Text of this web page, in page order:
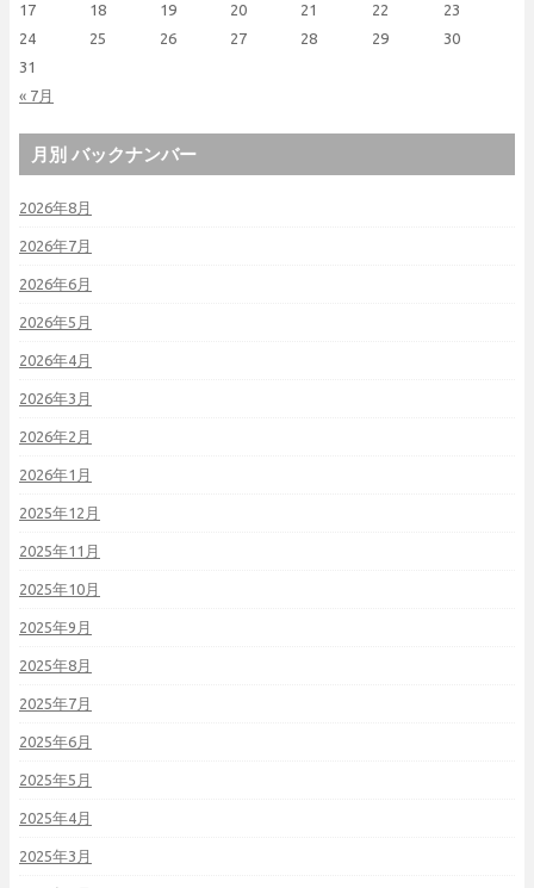
« 7月
17
18 19 20 21 22
23
24
25 26 27 28 29
30
31
月別 バックナンバー
2026年8月
2026年7月
2026年6月
2026年5月
2026年4月
2026年3月
2026年2月
2026年1月
2025年12月
2025年11月
2025年10月
2025年9月
2025年8月
2025年7月
2025年6月
2025年5月
2025年4月
2025年3月